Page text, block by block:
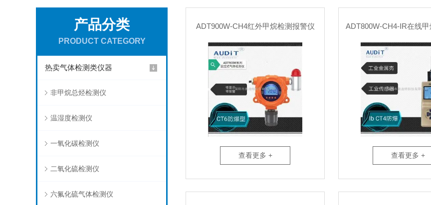
产品分类
PRODUCT CATEGORY
热卖气体检测类仪器
非甲烷总烃检测仪
温湿度检测仪
一氧化碳检测仪
二氧化硫检测仪
六氟化硫气体检测仪
ADT900W-CH4红外甲烷检测报警仪
查看更多 + 查看更多 +